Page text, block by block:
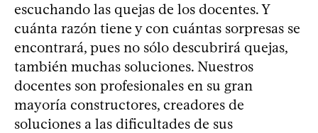
escuchando las quejas de los docentes. Y
cuánta razón tiene y con cuántas sorpresas se
encontrará, pues no sólo descubrirá quejas,
también muchas soluciones. Nuestros
docentes son profesionales en su gran
mayoría constructores, creadores de
soluciones a las dificultades de sus